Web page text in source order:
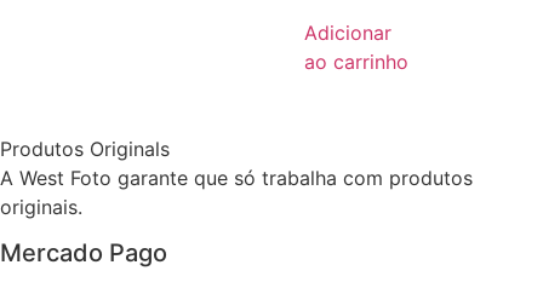
Adicionar
ao carrinho
Produtos Originals
A West Foto garante que só trabalha com produtos
originais.
Mercado Pago